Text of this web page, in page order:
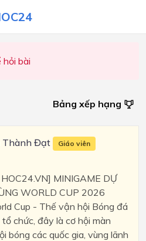
hỏi bài
Bảng xếp hạng
Thành Đạt Giáo viên
HOC24.VN] MINIGAME DỰ
WORLD CUP 2026
Cup - Thế vận hội Bóng đá
chức, đây là cơ hội màn
bóng các quốc gia, vùng lãnh